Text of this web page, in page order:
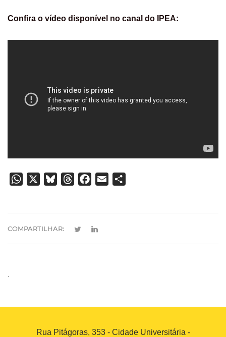
Confira o vídeo disponível no canal do IPEA:
WhatsApp BlueskyThreadsFacebook
Email
COMPARTILHAR: